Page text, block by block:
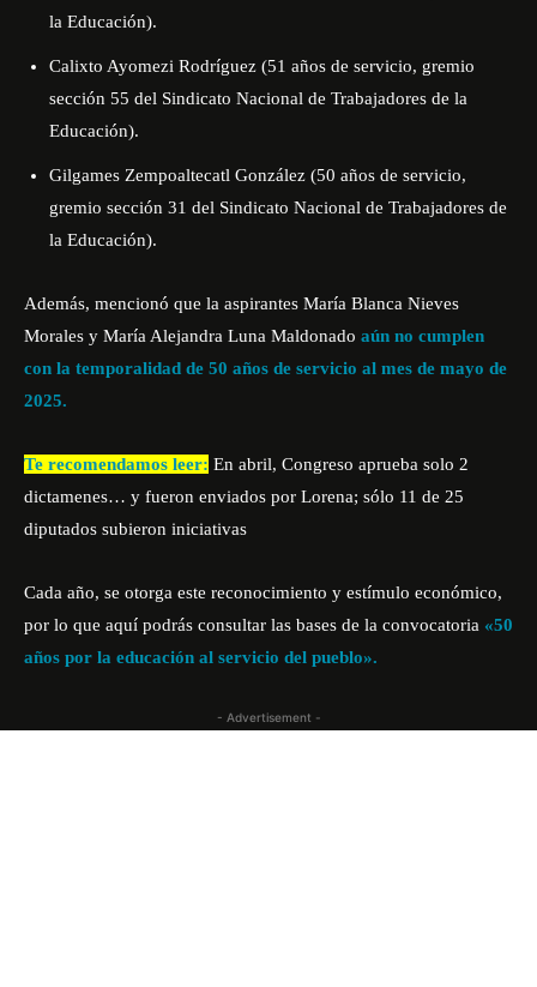
la Educación).
Calixto Ayomezi Rodríguez (51 años de servicio, gremio
sección 55 del Sindicato Nacional de Trabajadores de la
Educación).
Gilgames Zempoaltecatl González (50 años de servicio,
gremio sección 31 del Sindicato Nacional de Trabajadores de
la Educación).
Además, mencionó que la aspirantes María Blanca Nieves
Morales y María Alejandra Luna Maldonado aún no cumplen
con la temporalidad de 50 años de servicio al mes de mayo de
2025.
Te recomendamos leer: En abril, Congreso aprueba solo 2
dictamenes… y fueron enviados por Lorena; sólo 11 de 25
diputados subieron iniciativas
Cada año, se otorga este reconocimiento y estímulo económico,
por lo que aquí podrás consultar las bases de la convocatoria «50
años por la educación al servicio del pueblo».
- Advertisement -